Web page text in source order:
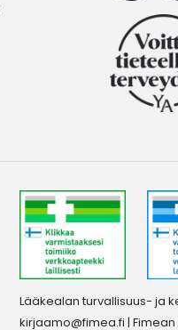
Lääkealan turvallisuus- ja
kirjaamo@fimea.fi |